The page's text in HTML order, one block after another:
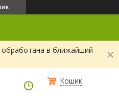
обработана в ближайший
Кошик